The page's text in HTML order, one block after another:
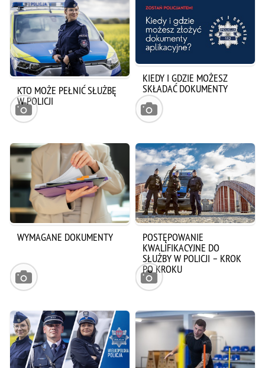
KTO MOŻE PEŁNIĆ SŁUŻBĘ
W POLICJI
KIEDY I GDZIE MOŻESZ
SKŁADAĆ DOKUMENTY
WYMAGANE DOKUMENTY POSTĘPOWANIE
KWALIFIKACYJNE DO
SŁUŻBY W POLICJI – KROK
PO KROKU